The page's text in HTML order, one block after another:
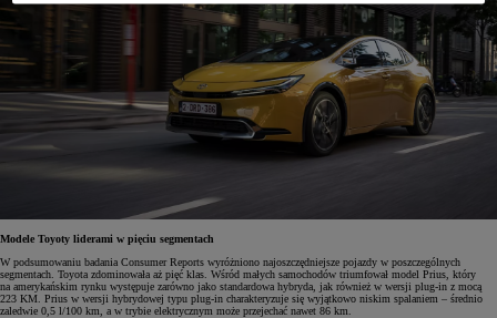
Modele Toyoty liderami w pięciu segmentach
W podsumowaniu badania Consumer Reports wyróżniono najoszczędniejsze pojazdy w poszczególnych
segmentach. Toyota zdominowała aż pięć klas. Wśród małych samochodów triumfował model Prius, który
na amerykańskim rynku występuje zarówno jako standardowa hybryda, jak również w wersji plug-in z mocą
223 KM. Prius w wersji hybrydowej typu plug-in charakteryzuje się wyjątkowo niskim spalaniem – średnio
zaledwie 0,5 l/100 km, a w trybie elektrycznym może przejechać nawet 86 km.